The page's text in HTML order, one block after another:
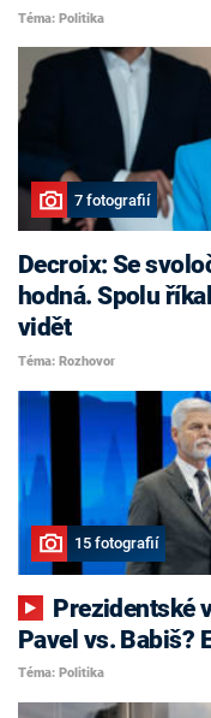
Téma: Politika
7 fotografií
Decroix: Se
hodná. Spolu
vidět
Téma: Rozhovor
15 fotografií
Pavel vs. Babiš?
Téma: Politika